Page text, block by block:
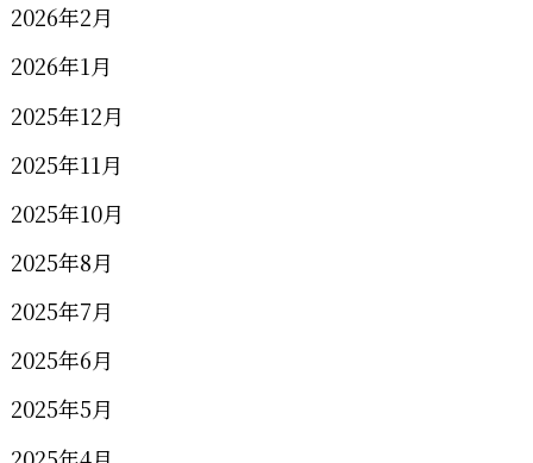
2026年2月
2026年1月
2025年12月
2025年11月
2025年10月
2025年8月
2025年7月
2025年6月
2025年5月